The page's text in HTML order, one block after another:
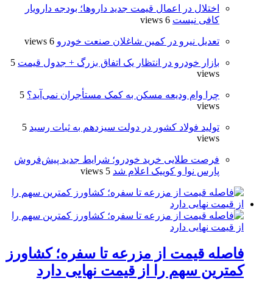
اختلال در اعمال قیمت‌ جدید داروها؛ بودجه دارویار
کافی نیست 6 views
تعدیل نیرو در کمین شاغلان صنعت خودرو 6 views
بازار خودرو در انتظار یک اتفاق بزرگ + جدول قیمت 5
views
چرا وام ودیعه مسکن به کمک مستأجران نمی‌آید؟ 5
views
تولید فولاد کشور در دولت سیزدهم به ثبات رسید 5
views
فرصت طلایی خرید خودرو؛ شرایط جدید پیش‌فروش
پارس نوا و کوییک اعلام شد 5 views
فاصله قیمت از مزرعه تا سفره؛ کشاورز
کمترین سهم را از قیمت نهایی دارد